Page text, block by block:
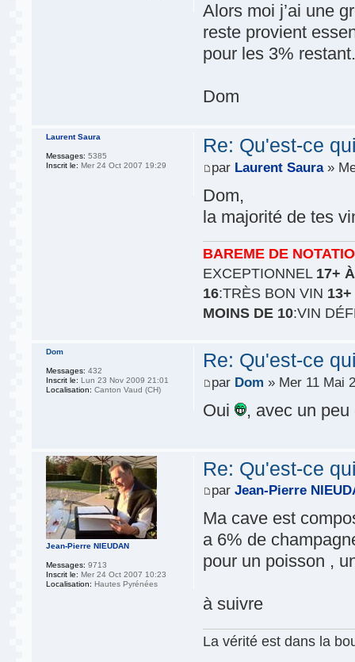
Alors moi j’ai une
reste provient
pour les 3%
Dom
Re: Qu'est-ce
par Laurent Saura»
Dom,
la majorité de tes
BAREME DE
EXCEPTIONNEL 17+
16:TRÈS BON VIN
MOINS DE 10:VIN
Laurent Saura
Messages: 5385
Inscrit le: Mer 24 Oct 2007 19:29
Re: Qu'est-ce
par Dom » Mer 11 Mai
Oui , avec un
Dom
Messages: 432
Inscrit le: Lun 23 Nov 2009 21:01
Localisation: Canton Vaud (CH)
Re: Qu'est-ce
parJean-Pierre
Ma cave est
a 6% de
pour un poisson ,
à suivre
La vérité est dans la
Jean-Pierre NIEUDAN
Messages: 9713
Inscrit le: Mer 24 Oct 2007 10:23
Localisation: Hautes Pyrénées